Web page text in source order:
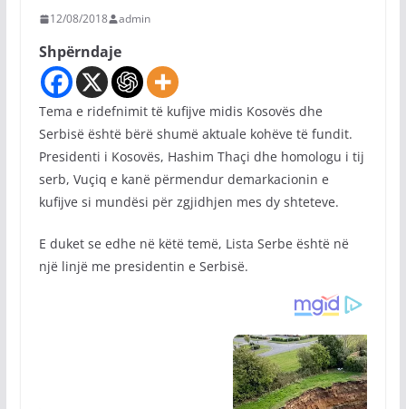
12/08/2018 admin
Shpërndaje
Tema e ridefnimit të kufijve midis Kosovës dhe
Serbisë është bërë shumë aktuale kohëve të fundit.
Presidenti i Kosovës, Hashim Thaçi dhe homologu i tij
serb, Vuçiq e kanë përmendur demarkacionin e
kufijve si mundësi për zgjidhjen mes dy shteteve.
E duket se edhe në këtë temë, Lista Serbe është në
një linjë me presidentin e Serbisë.